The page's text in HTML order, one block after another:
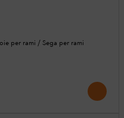
per rami / Sega per rami